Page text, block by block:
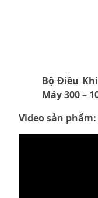
Bộ Điều
Máy 300 –
Video sản phẩm: